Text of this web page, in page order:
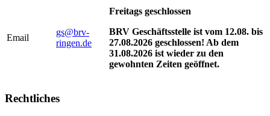
Email
gs@brv-
ringen.de
Freitags geschlossen
BRV Geschäftsstelle ist vom 12.08. bis
27.08.2026 geschlossen! Ab dem
31.08.2026 ist wieder zu den
gewohnten Zeiten geöffnet.
Rechtliches